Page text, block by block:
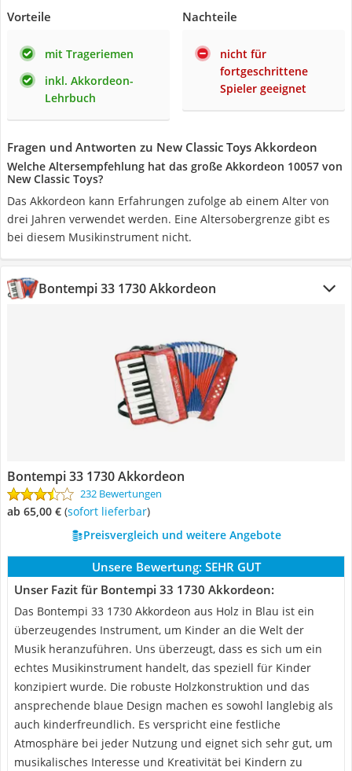
Vorteile
mit Trageriemen
inkl. Akkordeon-
Lehrbuch
Nachteile
nicht für
fortgeschrittene
Spieler geeignet
Fragen und Antworten zu New Classic Toys Akkordeon
Welche Altersempfehlung hat das große Akkordeon 10057 von
New Classic Toys?
Das Akkordeon kann Erfahrungen zufolge ab einem Alter von
drei Jahren verwendet werden. Eine Altersobergrenze gibt es
bei diesem Musikinstrument nicht.
Bontempi 33 1730 Akkordeon
Bontempi 33 1730 Akkordeon
232 Bewertungen
ab 65,00 € ( Sofort lieferbar)
Preisvergleich und weitere Angebote
Unsere Bewertung: SEHR GUT
Unser Fazit für Bontempi 33 1730 Akkordeon:
Das Bontempi 33 1730 Akkordeon aus Holz in Blau ist ein
überzeugendes Instrument, um Kinder an die Welt der
Musik heranzuführen. Uns überzeugt, dass es sich um ein
echtes Musikinstrument handelt, das speziell für Kinder
konzipiert wurde. Die robuste Holzkonstruktion und das
ansprechende blaue Design machen es sowohl langlebig als
auch kinderfreundlich. Es verspricht eine festliche
Atmosphäre bei jeder Nutzung und eignet sich sehr gut, um
musikalisches Interesse und Kreativität bei Kindern zu